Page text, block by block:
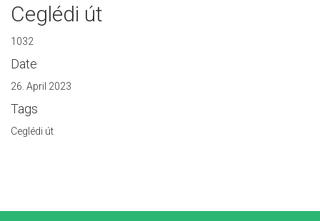
Ceglédi út
1032
Date
26. April 2023
Tags
Ceglédi út